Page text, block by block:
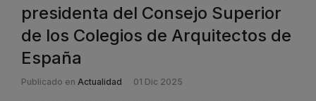
presidenta del Consejo Superior
de los Colegios de Arquitectos de
España
Publicado en Actualidad 01 Dic 2025